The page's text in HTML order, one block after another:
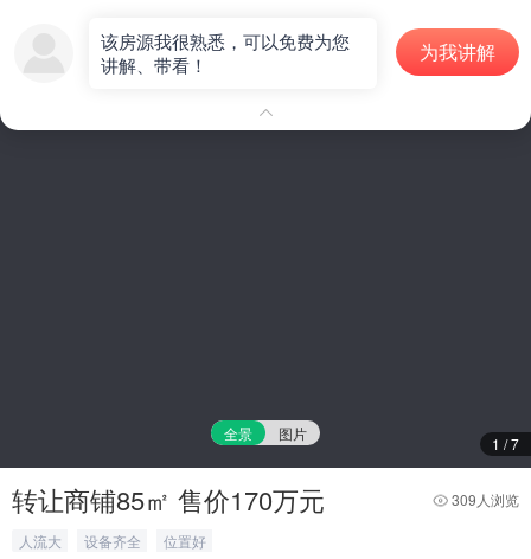
商铺门面
1 /7
全景 图片
转让商铺85㎡ 售价170万元 309人浏览
人流大 设备齐全 位置好
该房源我很熟悉，可以免费为您
讲解、带看！
为我讲解